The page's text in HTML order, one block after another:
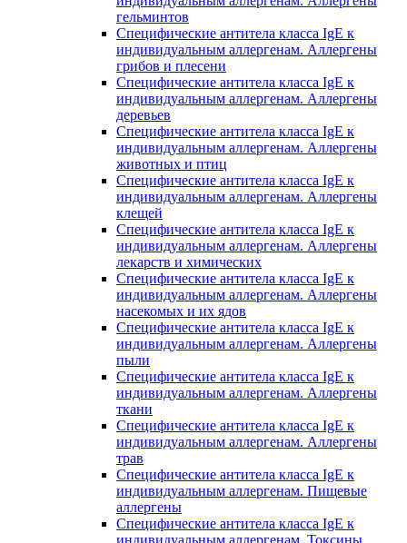
гельминтов
Специфические антитела класса IgE к
индивидуальным аллергенам. Аллергены
грибов и плесени
Специфические антитела класса IgE к
индивидуальным аллергенам. Аллергены
деревьев
Специфические антитела класса IgE к
индивидуальным аллергенам. Аллергены
животных и птиц
Специфические антитела класса IgE к
индивидуальным аллергенам. Аллергены
клещей
Специфические антитела класса IgE к
индивидуальным аллергенам. Аллергены
лекарств и химических
Специфические антитела класса IgE к
индивидуальным аллергенам. Аллергены
насекомых и их ядов
Специфические антитела класса IgE к
индивидуальным аллергенам. Аллергены
пыли
Специфические антитела класса IgE к
индивидуальным аллергенам. Аллергены
ткани
Специфические антитела класса IgE к
индивидуальным аллергенам. Аллергены
трав
Специфические антитела класса IgE к
индивидуальным аллергенам. Пищевые
аллергены
Специфические антитела класса IgE к
индивидуальным аллергенам. Токсины